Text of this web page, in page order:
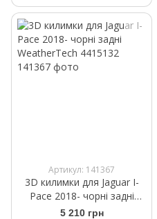
Артикул: 141367
3D килимки для Jaguar I-
Pace 2018- чорні задні
WeatherTech 4415132
5 210 грн